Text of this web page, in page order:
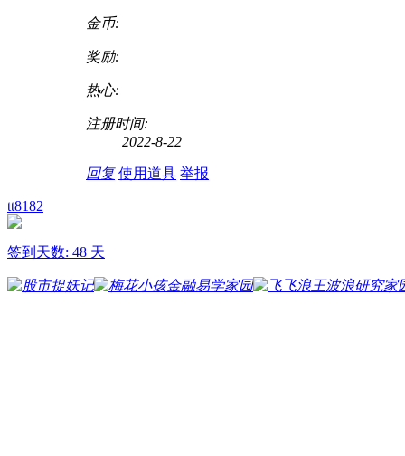
金币:
奖励:
热心:
注册时间:
2022-8-22
回复 使用道具 举报
tt8182
签到天数: 48 天